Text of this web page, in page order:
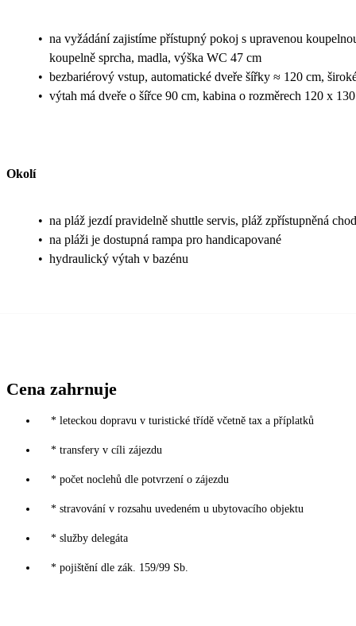
• na vyžádání zajistíme přístupný pokoj s upravenou
koupelně sprcha, madla, výška WC 47 cm
• bezbariérový vstup, automatické dveře šířky ≈ 120 cm,
• výtah má dveře o šířce 90 cm, kabina o rozměrech 120 x
Okolí
• na pláž jezdí pravidelně shuttle servis, pláž zpřístupněná
• na pláži je dostupná rampa pro handicapované
• hydraulický výtah v bazénu
Cena zahrnuje
* leteckou dopravu v turistické třídě včetně tax a příplatků
* transfery v cíli zájezdu
* počet noclehů dle potvrzení o zájezdu
* stravování v rozsahu uvedeném u ubytovacího objektu
* služby delegáta
* pojištění dle zák. 159/99 Sb.